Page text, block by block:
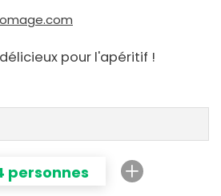
pour l'apéritif !
personnes